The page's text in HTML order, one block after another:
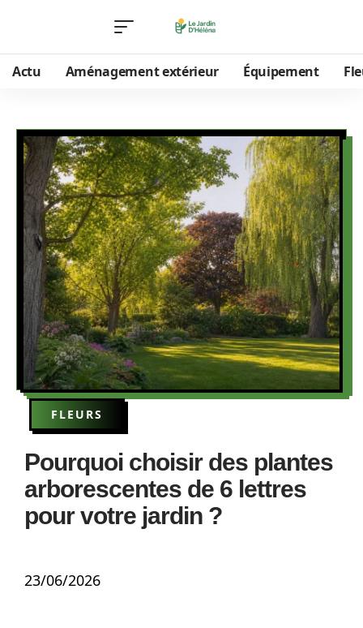
Actu Aménagement extérieur Équipement
FLEURS
Pourquoi choisir des plantes
arborescentes de 6 lettres
pour votre jardin ?
23/06/2026